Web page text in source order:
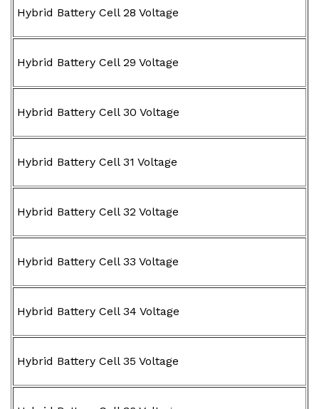
Hybrid Battery Cell 28 Voltage
Hybrid Battery Cell 29 Voltage
Hybrid Battery Cell 30 Voltage
Hybrid Battery Cell 31 Voltage
Hybrid Battery Cell 32 Voltage
Hybrid Battery Cell 33 Voltage
Hybrid Battery Cell 34 Voltage
Hybrid Battery Cell 35 Voltage